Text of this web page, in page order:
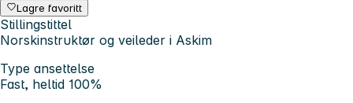
Lagre favoritt
Stillingstittel
Norskinstruktør og veileder i Askim
Type ansettelse
Fast, heltid 100%